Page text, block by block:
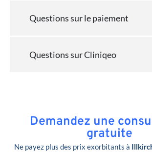
Questions sur le paiement
Questions sur Cliniqeo
Demandez une
gratuite
Ne payez plus des prix exorbitants à